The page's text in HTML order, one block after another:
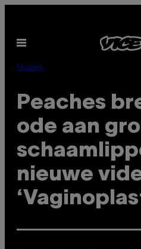
de
inhoud
Open
Muziek
Peaches
ode aan
nieuwe